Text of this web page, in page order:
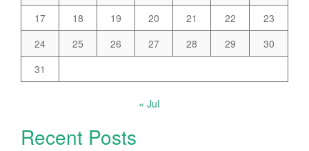
17
18 19 20 21 22
23
24
25 26 27 28 29
30
31
« Jul
Recent Posts